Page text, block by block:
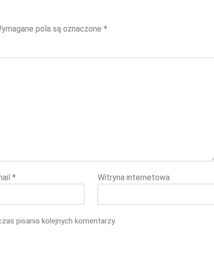
pola są oznaczone *
* Witryna internetowa
pisania kolejnych komentarzy.